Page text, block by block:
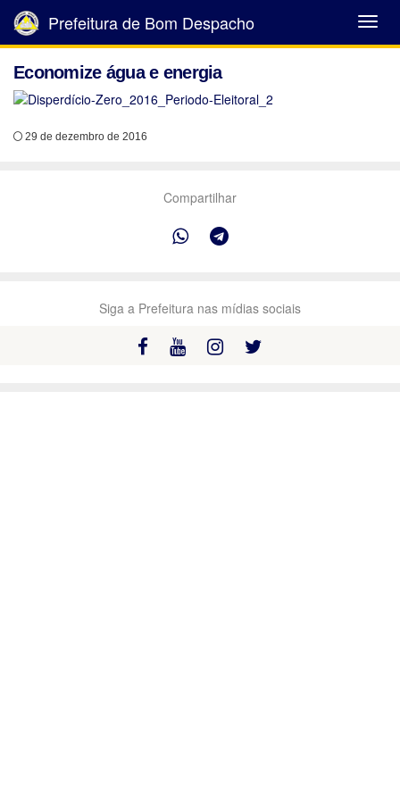
Abrir
Menu
Prefeitura de Bom Despacho
Economize água e energia
29 de dezembro de 2016
Compartilhar
Siga a Prefeitura nas mídias sociais